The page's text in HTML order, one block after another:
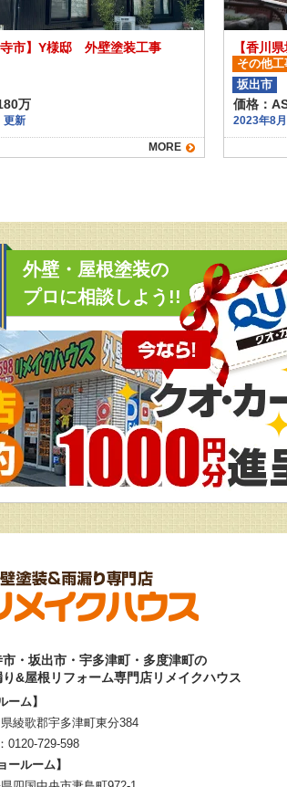
寺市】Y様邸 外壁塗装工事
万
更新
MORE
【香川
価格：
2023年8
その他工
板金工事
坂出市
外壁・屋根塗装の
プロに相談しよう!!
・坂出市・宇多津町・多度津町の
&屋根リフォーム専門店リメイクハウス
ーム】
綾歌郡宇多津町東分384
0120-729-598
ールーム】